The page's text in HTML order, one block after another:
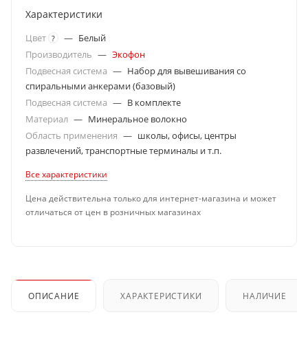
Характеристики
Цвет ? — Белый
Производитель — Экофон
Подвесная система — Набор для вывешивания со
спиральными анкерами (базовый)
Подвесная система — В комплекте
Материал — Минеральное волокно
Область применения — школы, офисы, центры
развлечений, транспортные терминалы и т.п.
Все характеристики
Цена действительна только для интернет-магазина и может
отличаться от цен в розничных магазинах
ОПИСАНИЕ ХАРАКТЕРИСТИКИ НАЛИЧИЕ